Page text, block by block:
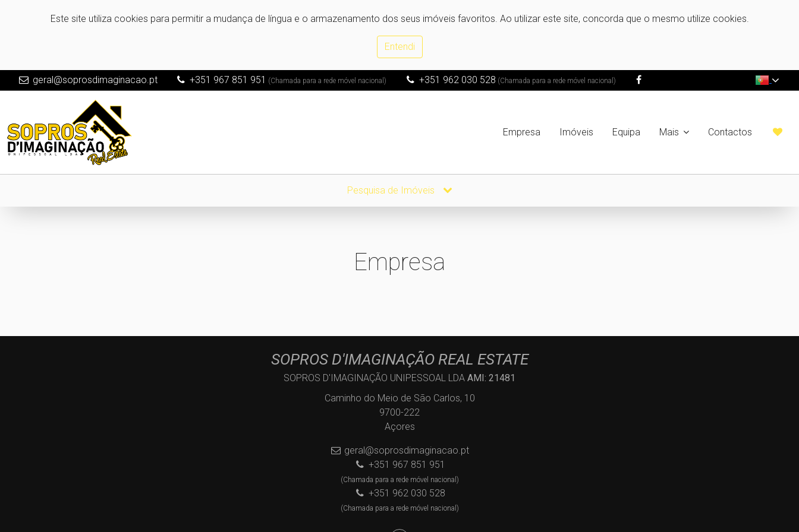
Este site utiliza cookies para permitir a mudança de língua e o armazenamento dos seus imóveis favoritos. Ao utilizar este site, concorda que o mesmo utilize cookies.
Entendi
geral@soprosdimaginacao.pt +351 967 851 951 (Chamada para a rede móvel nacional) +351 962 030 528 (Chamada para a rede móvel nacional)
Empresa Imóveis Equipa Mais Contactos
Pesquisa de Imóveis
Empresa
SOPROS D'IMAGINAÇÃO REAL ESTATE
SOPROS D'IMAGINAÇÃO UNIPESSOAL LDA AMI: 21481
Caminho do Meio de São Carlos, 10
9700-222
Açores
geral@soprosdimaginacao.pt
+351 967 851 951
(Chamada para a rede móvel nacional)
+351 962 030 528
(Chamada para a rede móvel nacional)